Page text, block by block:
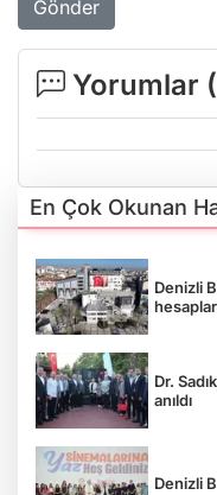
Gönder
Yorumlar (
En Çok Okunan
Denizli
Dr.
anıldı
Denizli